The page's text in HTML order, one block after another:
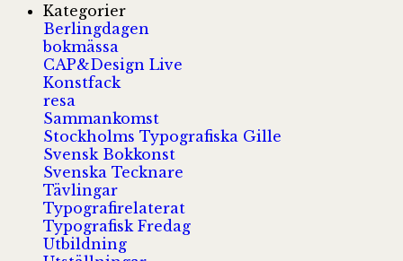
Kategorier
Berlingdagen
bokmässa
CAP&Design Live
Konstfack
resa
Sammankomst
Stockholms Typografiska Gille
Svensk Bokkonst
Svenska Tecknare
Tävlingar
Typografirelaterat
Typografisk Fredag
Utbildning